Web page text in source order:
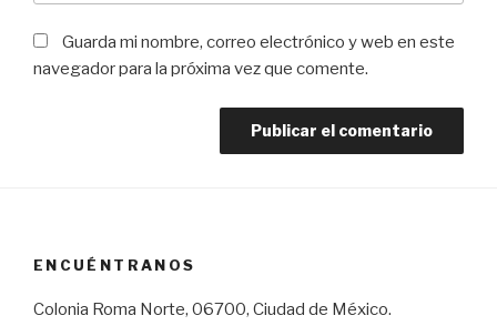
Guarda mi nombre, correo electrónico y web en este
navegador para la próxima vez que comente.
ENCUÉNTRANOS
Colonia Roma Norte, 06700, Ciudad de México.